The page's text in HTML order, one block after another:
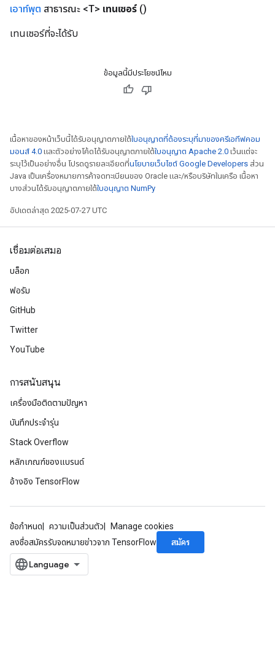
เอาท์พุต สาธารณะ <T> เทนเซอร์ ()
เทนเซอร์ที่จะได้รับ
ข้อมูลนี้มีประโยชน์ไหม
เนื้อหาของหน้าเว็บนี้ได้รับอนุญาตภายใต้ใบอนุญาตที่ต้องระบุที่มาของครีเอทีฟคอม
มอนส์ 4.0 และตัวอย่างโค้ดได้รับอนุญาตภายใต้ใบอนุญาต Apache 2.0 เว้นแต่จะ
ระบุไว้เป็นอย่างอื่น โปรดดูรายละเอียดที่นโยบายเว็บไซต์ Google Developers ส่วน
Java เป็นเครื่องหมายการค้าจดทะเบียนของ Oracle และ/หรือบริษัทในเครือ เนื้อหา
บางส่วนได้รับอนุญาตภายใต้ใบอนุญาต NumPy
อัปเดตล่าสุด 2025-07-27 UTC
เชื่อมต่อเสมอ
บล็อก
ฟอรัม
GitHub
Twitter
YouTube
การสนับสนุน
เครื่องมือติดตามปัญหา
บันทึกประจำรุ่น
Stack Overflow
หลักเกณฑ์ของแบรนด์
อ้างอิง TensorFlow
ข้อกำหนด ความเป็นส่วนตัว
Manage cookies
ลงชื่อสมัครรับจดหมายข่าวจาก TensorFlow
สมัคร